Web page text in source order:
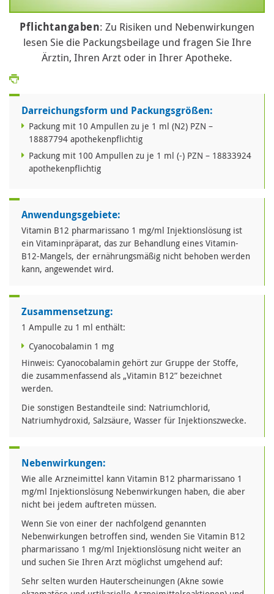
Pflichtangaben: Zu Risiken und Nebenwirkungen
lesen Sie die Packungsbeilage und fragen Sie Ihre
Ärztin, Ihren Arzt oder in Ihrer Apotheke.
Darreichungsform und Packungsgrößen:
Packung mit 10 Ampullen zu je 1 ml (N2) PZN –
18887794 apothekenpflichtig
Packung mit 100 Ampullen zu je 1 ml (-) PZN – 18833924
apothekenpflichtig
Anwendungsgebiete:
Vitamin B12 pharmarissano 1 mg/ml Injektionslösung ist
ein Vitaminpräparat, das zur Behandlung eines Vitamin-
B12-Mangels, der ernährungsmäßig nicht behoben werden
kann, angewendet wird.
Zusammensetzung:
1 Ampulle zu 1 ml enthält:
Cyanocobalamin 1 mg
Hinweis: Cyanocobalamin gehört zur Gruppe der Stoffe,
die zusammenfassend als „Vitamin B12” bezeichnet
werden.
Die sonstigen Bestandteile sind: Natriumchlorid,
Natriumhydroxid, Salzsäure, Wasser für Injektionszwecke.
Nebenwirkungen:
Wie alle Arzneimittel kann Vitamin B12 pharmarissano 1
mg/ml Injektionslösung Nebenwirkungen haben, die aber
nicht bei jedem auftreten müssen.
Wenn Sie von einer der nachfolgend genannten
Nebenwirkungen betroffen sind, wenden Sie Vitamin B12
pharmarissano 1 mg/ml Injektionslösung nicht weiter an
und suchen Sie Ihren Arzt möglichst umgehend auf:
Sehr selten wurden Hauterscheinungen (Akne sowie